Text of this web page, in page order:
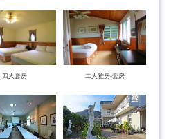
四人套房 二人雅房-套房